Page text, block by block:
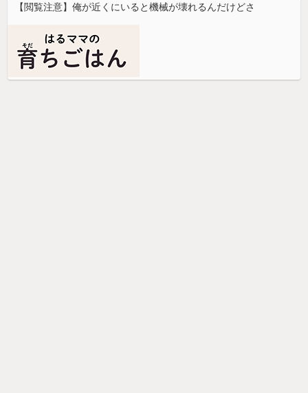
【閲覧注意】俺が近くにいると機械が壊れるんだけどさ